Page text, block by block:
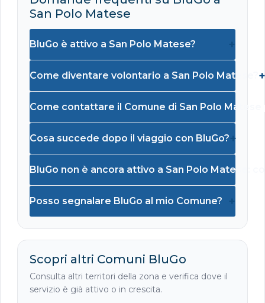
San Polo Matese
BluGo è attivo a San Polo Matese? +
Come diventare volontario a San Polo Matese? +
Come contattare il Comune di San Polo Matese
Cosa succede dopo il viaggio con BluGo?+
BluGo non è ancora attivo a San Polo Matese:
Posso segnalare BluGo al mio Comune? +
Scopri altri Comuni BluGo
Consulta altri territori della zona e verifica dove il
servizio è già attivo o in crescita.